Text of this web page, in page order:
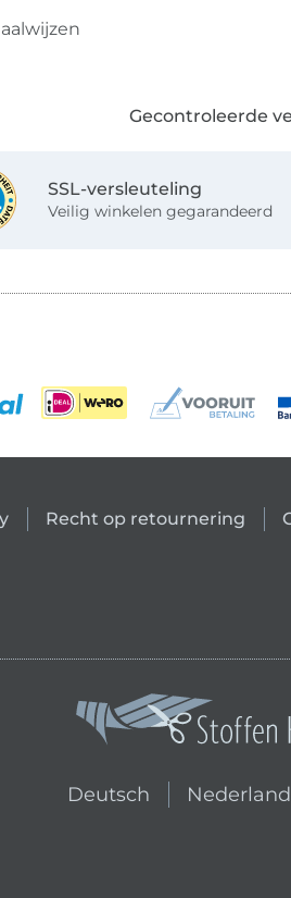
Gecontroleerde
SSL-versleuteling
Veilig winkelen gegarandeerd
Recht op retournering
Deutsch Wissel naar